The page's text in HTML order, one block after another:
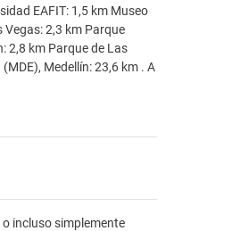
EAFIT: 1,5 km Museo
Vegas: 2,3 km Parque
2,8 km Parque de Las
Medellín: 23,6 km . A
incluso simplemente